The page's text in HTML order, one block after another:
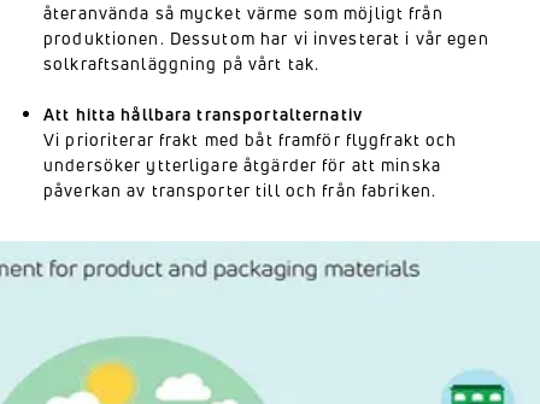
återanvända så mycket värme som möjligt från
produktionen. Dessutom har vi investerat i vår egen
solkraftsanläggning på vårt tak.
Att hitta hållbara transportalternativ
Vi prioriterar frakt med båt framför flygfrakt och
undersöker ytterligare åtgärder för att minska
påverkan av transporter till och från fabriken.